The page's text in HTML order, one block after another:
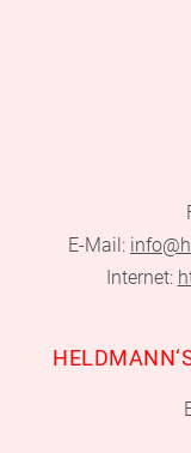
E-Mail:
Internet: